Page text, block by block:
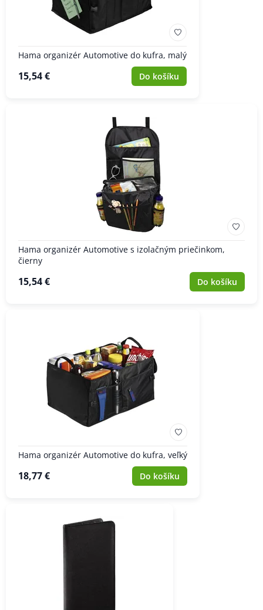
Hama organizér Automotive do kufra, malý
15,54 € Do košíku
Hama organizér Automotive s izolačným priečinkom,
čierny
15,54 € Do košíku
Hama organizér Automotive do kufra, veľký
18,77 € Do košíku